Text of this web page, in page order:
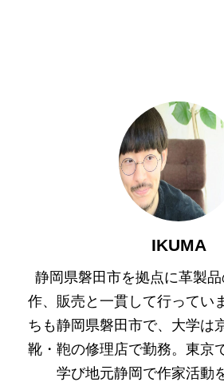
IKUMA
静岡県磐田市を拠点に革製
作、販売と一貫して行ってい
ちも静岡県磐田市で、大学は
靴・鞄の修理店で勤務。東京
学び地元静岡で作家活動